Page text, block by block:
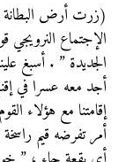
(زرت أرض البطانة
الإجتماع النرويجي
الجديدة ” . أسبغ
أجد معه عسرا في
إقامتنا مع هؤلاء
أمر تفرضه قيم